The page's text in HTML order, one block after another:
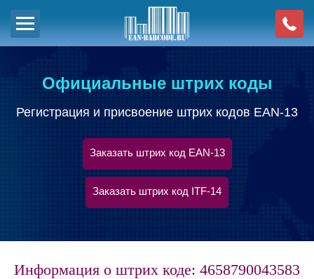
Официальные штрих коды
Регистрация и присвоение штрих кодов EAN-13
Заказать штрих код EAN-13
Заказать штрих код ITF-14
Информация о штрих коде: 4658790043583